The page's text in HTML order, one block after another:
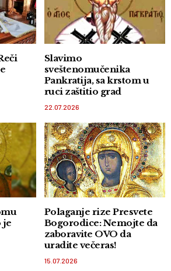
Slavimo
sveštenomučenika
Pankratija, sa krstom u
ruci zaštitio grad
22.07.2026
je
Polaganje rize Presvete
Bogorodice: Nemojte da
zaboravite OVO da
uradite večeras!
15.07.2026